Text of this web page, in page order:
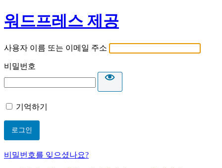
워드프레스 제공
사용자 이름 또는 이메일 주소
비밀번호
기억하기
비밀번호를 잊으셨나요?